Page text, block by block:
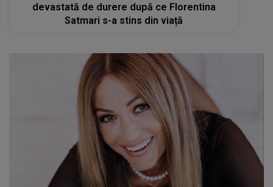
devastată de durere după ce Florentina
Satmari s-a stins din viață